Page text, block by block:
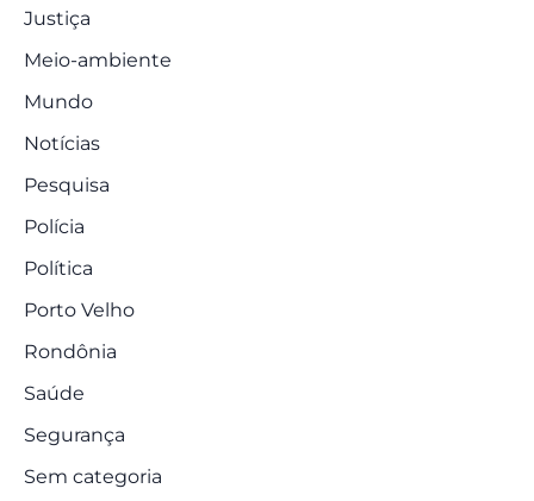
Justiça
Meio-ambiente
Mundo
Notícias
Pesquisa
Polícia
Política
Porto Velho
Rondônia
Saúde
Segurança
Sem categoria